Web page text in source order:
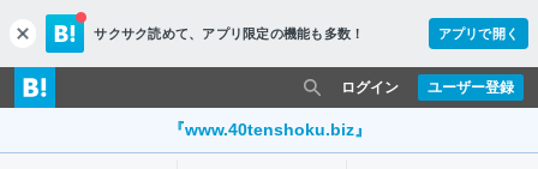
c
l
o
s
サクサク読めて、 アプリ限定の機能も多数！ アプリで開く
ユーザー登録
ログイン
『www.40tenshoku.biz』